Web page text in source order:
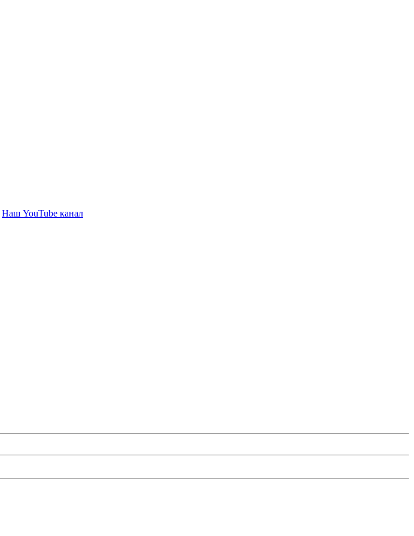
Наш YouTube канал